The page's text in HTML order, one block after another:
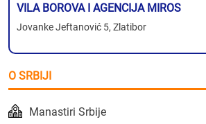
VILA BOROVA I AGENCIJA MIROS
Jovanke Jeftanović 5, Zlatibor
O SRBIJI
Manastiri Srbije